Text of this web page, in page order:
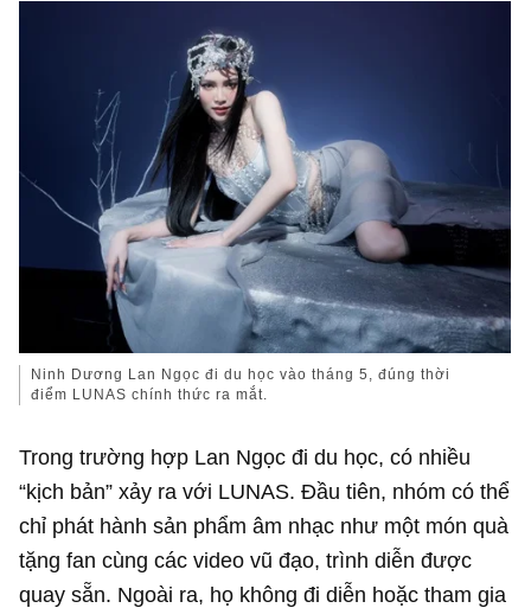
Ninh Dương Lan Ngọc đi du học vào tháng 5, đúng thời
điểm LUNAS chính thức ra mắt.
Trong trường hợp Lan Ngọc đi du học, có nhiều
“kịch bản” xảy ra với LUNAS. Đầu tiên, nhóm có thể
chỉ phát hành sản phẩm âm nhạc như một món quà
tặng fan cùng các video vũ đạo, trình diễn được
quay sẵn. Ngoài ra, họ không đi diễn hoặc tham gia